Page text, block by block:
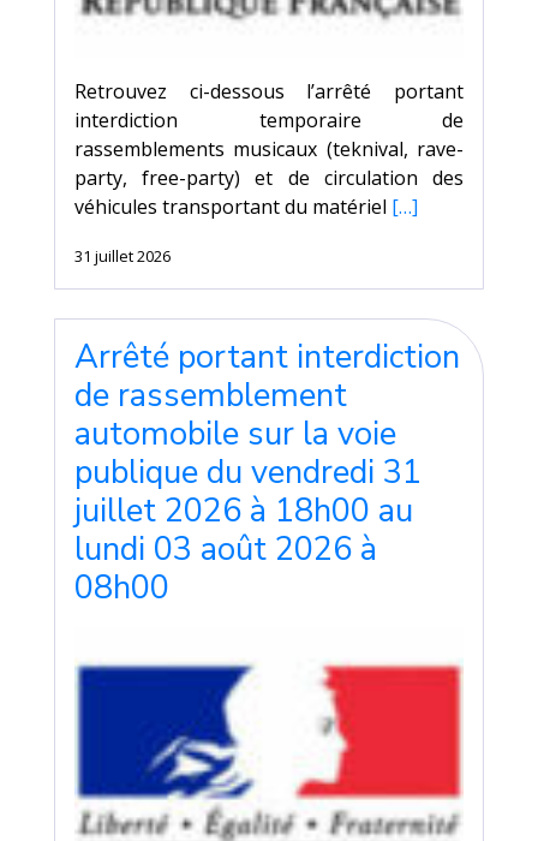
Retrouvez ci-dessous l’arrêté portant
interdiction temporaire de
rassemblements musicaux (teknival, rave-
party, free-party) et de circulation des
véhicules transportant du matériel […]
31 juillet 2026
Arrêté portant interdiction
de rassemblement
automobile sur la voie
publique du vendredi 31
juillet 2026 à 18h00 au
lundi 03 août 2026 à
08h00